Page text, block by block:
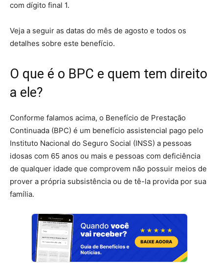
com dígito final 1.
Veja a seguir as datas do mês de agosto e todos os
detalhes sobre este benefício.
O que é o BPC e quem tem direito
a ele?
Conforme falamos acima, o Benefício de Prestação
Continuada (BPC) é um benefício assistencial pago pelo
Instituto Nacional do Seguro Social (INSS) a pessoas
idosas com 65 anos ou mais e pessoas com deficiência
de qualquer idade que comprovem não possuir meios de
prover a própria subsistência ou de tê-la provida por sua
família.